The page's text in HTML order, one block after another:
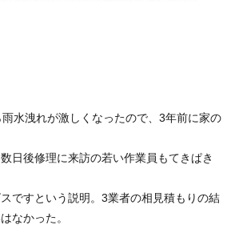
水洩れが激しくなったので、3年前に家の
日後修理に来訪の若い作業員もてきぱき
ですという説明。3業者の相見積もりの結
なかった。